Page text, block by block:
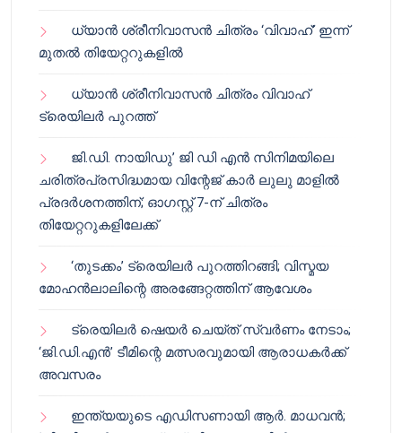
ധ്യാൻ ശ്രീനിവാസൻ ചിത്രം ‘വിവാഹ്’ ഇന്ന്
മുതൽ തിയേറ്ററുകളിൽ
ധ്യാൻ ശ്രീനിവാസൻ ചിത്രം വിവാഹ്
ട്രെയിലർ പുറത്ത്
ജി.ഡി. നായിഡു’ ജി ഡി എൻ സിനിമയിലെ
ചരിത്രപ്രസിദ്ധമായ വിന്റേജ് കാർ ലുലു മാളിൽ
പ്രദർശനത്തിന്; ഓഗസ്റ്റ് 7-ന് ചിത്രം
തിയേറ്ററുകളിലേക്ക്
‘തുടക്കം’ ട്രെയിലർ പുറത്തിറങ്ങി; വിസ്മയ
മോഹൻലാലിന്റെ അരങ്ങേറ്റത്തിന് ആവേശം
ട്രെയിലർ ഷെയർ ചെയ്‌ത് സ്വർണം നേടാം;
‘ജി.ഡി.എൻ’ ടീമിന്റെ മത്സരവുമായി ആരാധകർക്ക്
അവസരം
ഇന്ത്യയുടെ എഡിസണായി ആർ. മാധവൻ;